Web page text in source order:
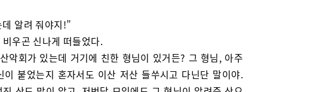
알려 줘야지!”
우곤 신나게 떠들었다.
악회가 있는데 거기에 친한 형님이 있거든? 그 형님, 아주
이 붙었는지 혼자서도 이산 저산 들쑤시고 다닌단 말이야.